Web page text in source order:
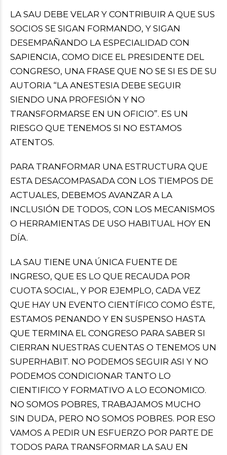
LA SAU DEBE VELAR Y CONTRIBUIR A QUE SUS
SOCIOS SE SIGAN FORMANDO, Y SIGAN
DESEMPAÑANDO LA ESPECIALIDAD CON
SAPIENCIA, COMO DICE EL PRESIDENTE DEL
CONGRESO, UNA FRASE QUE NO SE SI ES DE SU
AUTORIA “LA ANESTESIA DEBE SEGUIR
SIENDO UNA PROFESIÓN Y NO
TRANSFORMARSE EN UN OFICIO”. ES UN
RIESGO QUE TENEMOS SI NO ESTAMOS
ATENTOS.
PARA TRANFORMAR UNA ESTRUCTURA QUE
ESTA DESACOMPASADA CON LOS TIEMPOS DE
ACTUALES, DEBEMOS AVANZAR A LA
INCLUSIÓN DE TODOS, CON LOS MECANISMOS
O HERRAMIENTAS DE USO HABITUAL HOY EN
DÍA.
LA SAU TIENE UNA ÚNICA FUENTE DE
INGRESO, QUE ES LO QUE RECAUDA POR
CUOTA SOCIAL, Y POR EJEMPLO, CADA VEZ
QUE HAY UN EVENTO CIENTÍFICO COMO ÉSTE,
ESTAMOS PENANDO Y EN SUSPENSO HASTA
QUE TERMINA EL CONGRESO PARA SABER SI
CIERRAN NUESTRAS CUENTAS O TENEMOS UN
SUPERHABIT. NO PODEMOS SEGUIR ASI Y NO
PODEMOS CONDICIONAR TANTO LO
CIENTIFICO Y FORMATIVO A LO ECONOMICO.
NO SOMOS POBRES, TRABAJAMOS MUCHO
SIN DUDA, PERO NO SOMOS POBRES. POR ESO
VAMOS A PEDIR UN ESFUERZO POR PARTE DE
TODOS PARA TRANSFORMAR LA SAU EN